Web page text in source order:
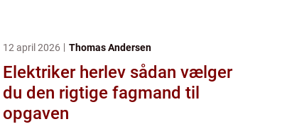
12 april 2026 Thomas Andersen
Elektriker herlev sådan vælger
du den rigtige fagmand til
opgaven